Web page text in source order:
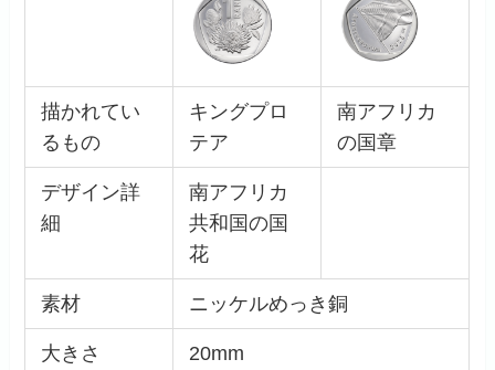
描かれてい
るもの
キングプロ
テア
南アフリカ
の国章
デザイン詳
細
南アフリカ
共和国の国
花
素材 ニッケルめっき銅
大きさ 20mm